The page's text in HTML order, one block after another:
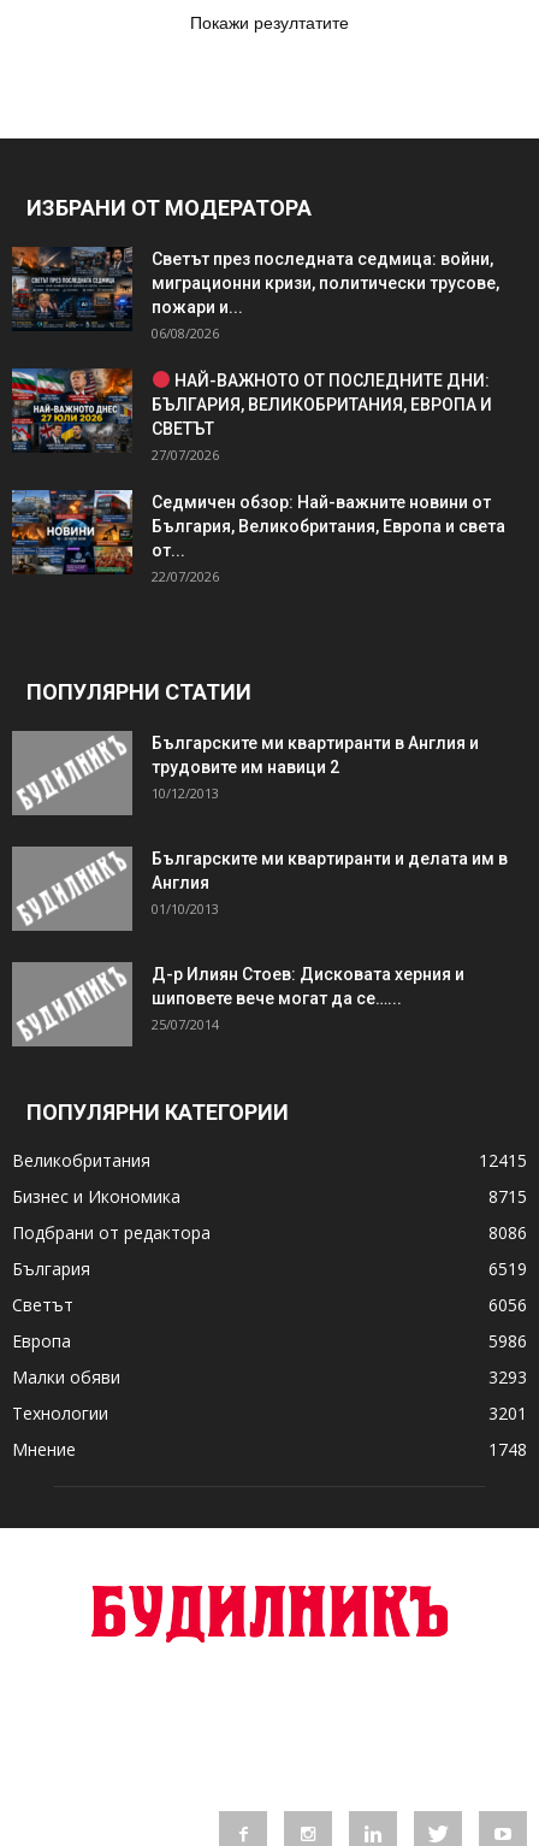
Покажи резултатите
ИЗБРАНИ ОТ МОДЕРАТОРА
Светът през последната седмица: войни,
миграционни кризи, политически трусове,
пожари и...
06/08/2026
НАЙ-ВАЖНОТО ОТ ПОСЛЕДНИТЕ ДНИ:
БЪЛГАРИЯ, ВЕЛИКОБРИТАНИЯ, ЕВРОПА И
СВЕТЪТ
27/07/2026
Седмичен обзор: Най-важните новини от
България, Великобритания, Европа и света
от...
22/07/2026
ПОПУЛЯРНИ СТАТИИ
Българските ми квартиранти в Англия и
трудовите им навици 2
10/12/2013
Българските ми квартиранти и делата им в
Англия
01/10/2013
Д-р Илиян Стоев: Дисковата херния и
шиповете вече могат да се…...
25/07/2014
ПОПУЛЯРНИ КАТЕГОРИИ
Великобритания
12415
Бизнес и Икономика
8715
Подбрани от редактора
8086
България
6519
Светът
6056
Европа
5986
Малки обяви
3293
Технологии
3201
Мнение
1748